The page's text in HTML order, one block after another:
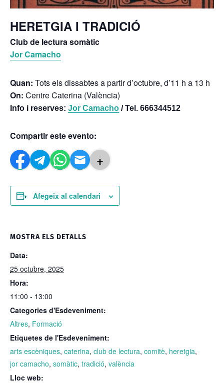
HERETGIA I TRADICIÓ
Club de lectura somàtic
Jor Camacho
Quan: Tots els dissabtes a partir d’octubre, d’11 h a 13 h
On: Centre Caterina (València)
Info i reserves: Jor Camacho / Tel. 666344512
Compartir este evento:
+
Afegeix al calendari
MOSTRA ELS DETALLS
Data:
25 octubre, 2025
Hora:
11:00 - 13:00
Categories d'Esdeveniment:
Altres, Formació
Etiquetes de l'Esdeveniment:
arts escèniques, caterina, club de lectura, comitè, heretgia,
jor camacho, somàtic, tradició, valència
Lloc web: